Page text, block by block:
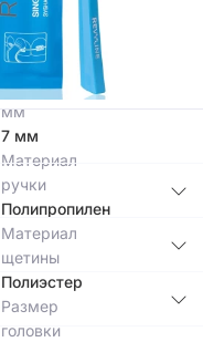
0,127 мм
16,5
Длина
щетины,
мм
7 мм
Материал
ручки
Полипропилен
Материал
щетины
Полиэстер
Размер
головки